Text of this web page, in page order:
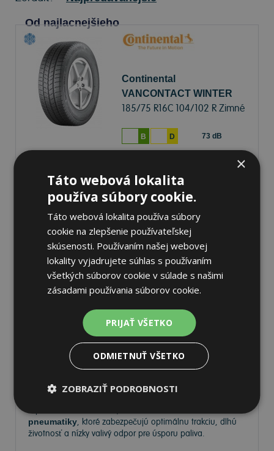
Od najlacnejšieho
Continental
VANCONTACT WINTER
185/75 R16C 104/102 R Zimné
B D 73 dB
K odberu na17 pobočkách
139,36 € ks
Pneumatiky
Vyberte si kvalitné
pre bezpečnú, komfortnú
a úspornú jazdu. Na Tire.sk
nájdete široký výber
pneumatík pre rôzne typy vozidiel a jazdných podmienok.
prémiové značky , ako Continental
Michelin,Pirelli,DunlopaNokian.
pneumatiky, ktoré zabezpečujú optimálnu trakciu, dlhú
životnosť a nízky valivý odpor pre úsporu paliva.
×
Táto webová lokalita
používa súbory cookie.
Táto webová lokalita používa súbory
cookie na zlepšenie používateľskej
skúsenosti. Používaním našej webovej
lokality vyjadrujete súhlas s používaním
všetkých súborov cookie v súlade s našimi
zásadami používania súborov cookie.
PRIJAŤ VŠETKO
ODMIETNUŤ VŠETKO
ZOBRAZIŤ PODROBNOSTI